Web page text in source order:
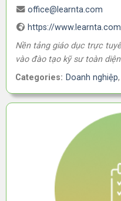
office@learnta.com
https://
Nền tảng giáo dục trực
vào đào tạo kỹ sư toàn diện
Categories: Doanh nghiệp,